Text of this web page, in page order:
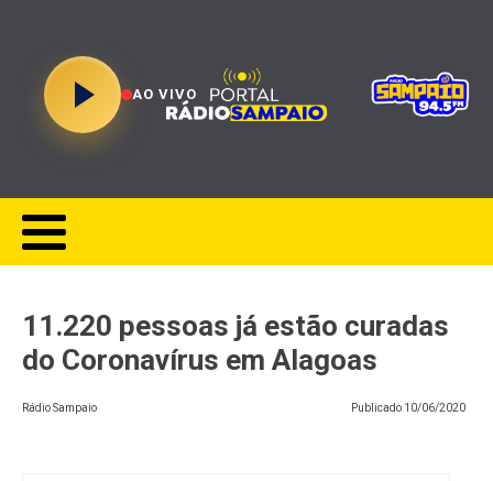
AO VIVO
11.220 pessoas já estão curadas
do Coronavírus em Alagoas
Rádio Sampaio Publicado 10/06/2020